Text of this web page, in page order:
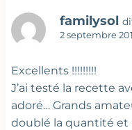
familysol
2 septembre
Excellents !!!!!!!!!
J’ai testé la recette
adoré… Grands
doublé la quantité et